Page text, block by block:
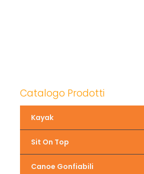
Catalogo Prodotti
Kayak
Sit On Top
Canoe Gonfiabili